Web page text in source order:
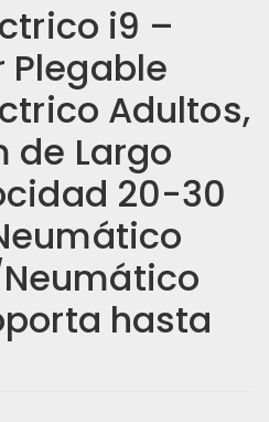
i9 –
Plegable
Adultos,
de Largo
20-30
hasta